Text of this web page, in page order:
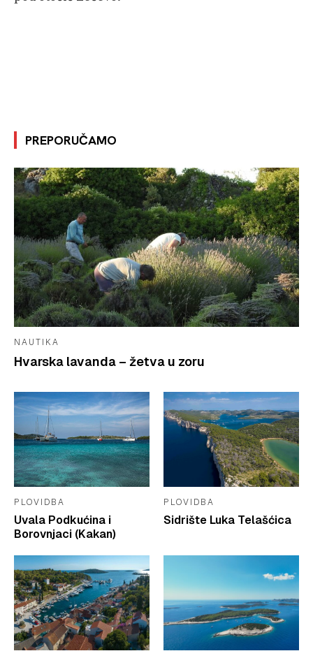
PREPORUČAMO
NAUTIKA
Hvarska lavanda – žetva u zoru
PLOVIDBA
Uvala Podkućina i
Borovnjaci (Kakan)
PLOVIDBA
Sidrište Luka Telašćica